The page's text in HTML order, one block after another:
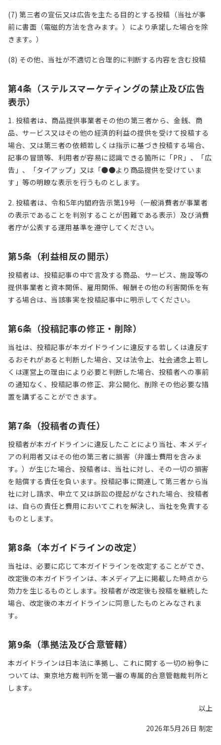
(7) 第三者の宣伝又は広告を主たる目的とする投稿（当社が事
前に書面（電磁的方法を含みます。）により承諾した場合を除
きます。）
(8) その他、当社が不適切と合理的に判断する内容を含む投稿
第4条（ステルスマーケティングの禁止及び広告
表示）
1. 投稿者は、商品提供事業者その他の第三者から、金銭、商
品、サービス又はその他の経済的利益の提供を受けて投稿する
場合、又は第三者の依頼若しくは指示に基づき投稿する場合、
記事の冒頭等、利用者が容易に認識できる箇所に「PR」、「広
告」、「タイアップ」又は「●●より商品提供を受けていま
す」等の明瞭な表示を行うものとします。
2. 投稿者は、令和5年内閣府告示第19号（一般消費者が事業者
の表示であることを判別することが困難である表示）及び消費
者庁が公表する運用基準を遵守してください。
第5条（利益相反の開示）
投稿者は、投稿記事の中で言及する商品、サービス、施設等の
提供事業者と資本関係、雇用関係、報酬その他の利害関係を有
する場合は、当該事実を投稿記事中に明示してください。
第6条（投稿記事の修正・削除）
当社は、投稿記事が本ガイドラインに違反する若しくは違反す
るおそれがあると判断した場合、又は法令上、社会通念上若し
くは運営上の理由により必要と判断した場合、投稿者への事前
の通知なく、投稿記事の修正、非公開化、削除その他必要な措
置を講ずることができます。
第7条（投稿者の責任）
投稿者が本ガイドラインに違反したことにより当社、本メディ
アの利用者又はその他の第三者に損害（弁護士費用を含みま
す。）が生じた場合、投稿者は、当社に対し、その一切の損害
を賠償する責任を負います。投稿記事に関連して第三者から当
社に対し請求、申立て又は訴訟の提起がなされた場合、投稿者
は、自らの責任と費用においてこれを解決し、当社を免責する
ものとします。
第8条（本ガイドラインの改定）
当社は、必要に応じて本ガイドラインを改定することができ、
改定後の本ガイドラインは、本メディア上に掲載した時点から
効力を生じるものとします。投稿者が改定後も投稿を継続した
場合、改定後の本ガイドラインに同意したものとみなされま
す。
第9条（準拠法及び合意管轄）
本ガイドラインは日本法に準拠し、これに関する一切の紛争に
ついては、東京地方裁判所を第一審の専属的合意管轄裁判所と
します。
以上
2026年5月26日 制定